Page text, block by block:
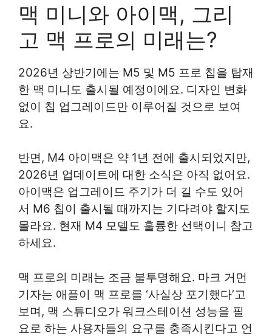
맥 미니와 아이맥, 그리
고 맥 프로의 미래는?
2026년 상반기에는 M5 및 M5 프로 칩을 탑재
한 맥 미니도 출시될 예정이에요. 디자인 변화
없이 칩 업그레이드만 이루어질 것으로 보여
요.
반면, M4 아이맥은 약 1년 전에 출시되었지만,
2026년 업데이트에 대한 소식은 아직 없어요.
아이맥은 업그레이드 주기가 더 길 수도 있어
서 M6 칩이 출시될 때까지는 기다려야 할지도
몰라요. 현재 M4 모델도 훌륭한 선택이니 참고
하세요.
맥 프로의 미래는 조금 불투명해요. 마크 거먼
기자는 애플이 맥 프로를 ‘사실상 포기했다’고
보며, 맥 스튜디오가 워크스테이션 성능을 필
요로 하는 사용자들의 요구를 충족시킨다고 언